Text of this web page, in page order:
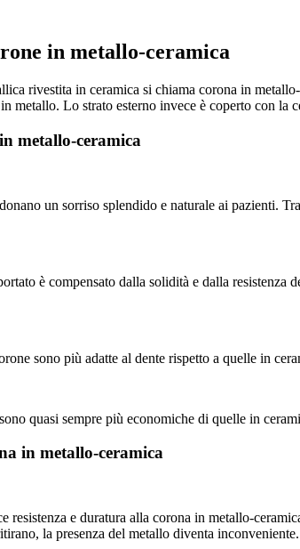
in metallo-ceramica
rivestita in ceramica si chiama corona in
metallo. Lo strato esterno invece è coperto con la
metallo-ceramica
un sorriso splendido e naturale ai pazienti.
è compensato dalla solidità e dalla resistenza
sono più adatte al dente rispetto a quelle in
quasi sempre più economiche di quelle in
in metallo-ceramica
resistenza e duratura alla corona in metallo-
la presenza del metallo diventa inconveniente.